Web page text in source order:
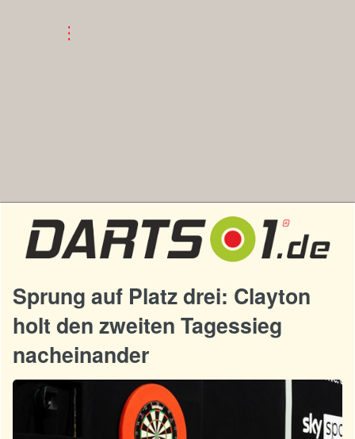
Sprung auf Platz drei: Clayton
holt den zweiten Tagessieg
nacheinander